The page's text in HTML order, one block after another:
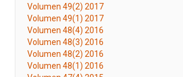
Volumen 49(2) 2017
Volumen 49(1) 2017
Volumen 48(4) 2016
Volumen 48(3) 2016
Volumen 48(2) 2016
Volumen 48(1) 2016